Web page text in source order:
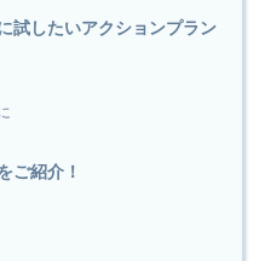
試したいアクションプラン
ご紹介！